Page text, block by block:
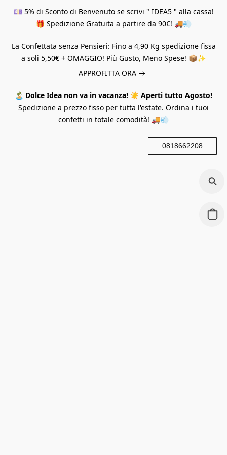
💷 5% di Sconto di Benvenuto se scrivi " IDEA5 " alla cassa!
🎁 Spedizione Gratuita a partire da 90€! 🚚💨
La Confettata senza Pensieri: Fino a 4,90 Kg spedizione fissa
a soli 5,50€ + OMAGGIO! Più Gusto, Meno Spese! 📦✨
APPROFITTA ORA
🏝️ Dolce Idea non va in vacanza! ☀️ Aperti tutto Agosto!
Spedizione a prezzo fisso per tutta l'estate. Ordina i tuoi
confetti in totale comodità! 🚚💨
0818662208